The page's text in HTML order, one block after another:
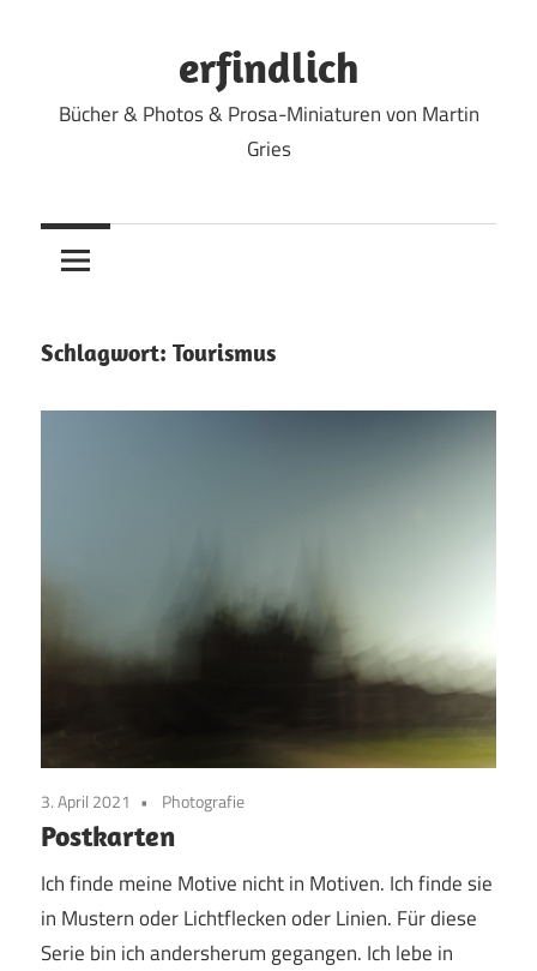
erfindlich
Bücher & Photos & Prosa-Miniaturen von Martin
Gries
Schlagwort: Tourismus
3. April 2021 Photografie
Postkarten
Ich finde meine Motive nicht in Motiven. Ich finde sie
in Mustern oder Lichtflecken oder Linien. Für diese
Serie bin ich andersherum gegangen. Ich lebe in